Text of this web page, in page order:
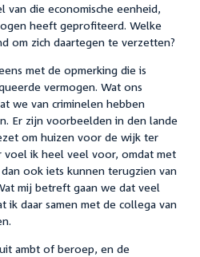
die economische eenheid,
heeft geprofiteerd. Welke
om zich daartegen te verzetten?
met de opmerking die is
vermogen. Wat ons
we van criminelen hebben
Er zijn voorbeelden in den lande
om huizen voor de wijk ter
voel ik heel veel voor, omdat met
ook iets kunnen terugzien van
mij betreft gaan we dat veel
ik daar samen met de collega van
ambt of beroep, en de